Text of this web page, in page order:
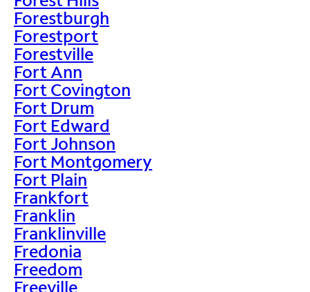
Forestburgh
Forestport
Forestville
Fort Ann
Fort Covington
Fort Drum
Fort Edward
Fort Johnson
Fort Montgomery
Fort Plain
Frankfort
Franklin
Franklinville
Fredonia
Freedom
Freeville